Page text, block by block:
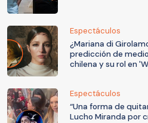
Espectáculos
¿Mariana di
predicción de
chilena y su rol en
Espectáculos
“Una forma de
Lucho Miranda por